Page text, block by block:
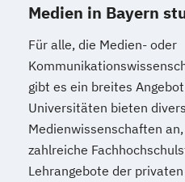
Medien in Bayern
Für alle, die Medien- oder
gibt es ein breites
Universitäten bieten
Medienwissenschaften
zahlreiche
Lehrangebote der